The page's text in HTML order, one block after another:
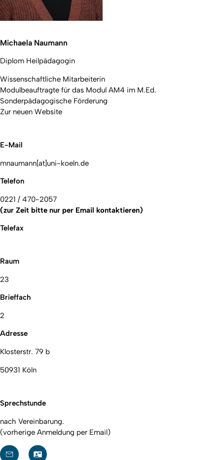
Michaela Naumann
Diplom Heilpädagogin
Wissenschaftliche Mitarbeiterin
Modulbeauftragte für das Modul AM4 im M.Ed.
Sonderpädagogische Förderung
Zur neuen Website
E-Mail
mnaumann[at]uni-koeln.de
Telefon
0221 / 470-2057
(zur Zeit bitte nur per Email kontaktieren)
Telefax
Raum
23
Brieffach
2
Adresse
Klosterstr. 79 b
50931 Köln
Sprechstunde
nach Vereinbarung.
(vorherige Anmeldung per Email)